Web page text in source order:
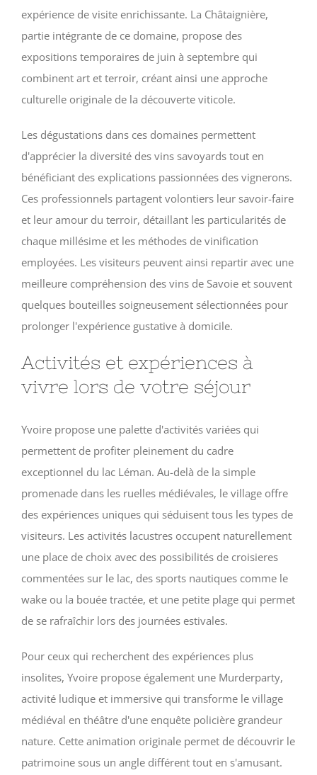
expérience de visite enrichissante. La Châtaignière,
partie intégrante de ce domaine, propose des
expositions temporaires de juin à septembre qui
combinent art et terroir, créant ainsi une approche
culturelle originale de la découverte viticole.
Les dégustations dans ces domaines permettent
d'apprécier la diversité des vins savoyards tout en
bénéficiant des explications passionnées des vignerons.
Ces professionnels partagent volontiers leur savoir-faire
et leur amour du terroir, détaillant les particularités de
chaque millésime et les méthodes de vinification
employées. Les visiteurs peuvent ainsi repartir avec une
meilleure compréhension des vins de Savoie et souvent
quelques bouteilles soigneusement sélectionnées pour
prolonger l'expérience gustative à domicile.
Activités et expériences à
vivre lors de votre séjour
Yvoire propose une palette d'activités variées qui
permettent de profiter pleinement du cadre
exceptionnel du lac Léman. Au-delà de la simple
promenade dans les ruelles médiévales, le village offre
des expériences uniques qui séduisent tous les types de
visiteurs. Les activités lacustres occupent naturellement
une place de choix avec des possibilités de croisieres
commentées sur le lac, des sports nautiques comme le
wake ou la bouée tractée, et une petite plage qui permet
de se rafraîchir lors des journées estivales.
Pour ceux qui recherchent des expériences plus
insolites, Yvoire propose également une Murderparty,
activité ludique et immersive qui transforme le village
médiéval en théâtre d'une enquête policière grandeur
nature. Cette animation originale permet de découvrir le
patrimoine sous un angle différent tout en s'amusant.